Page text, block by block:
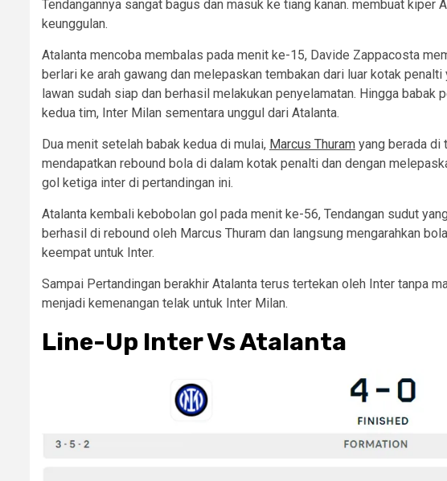
Tendangannya sangat bagus dan masuk ke tiang kanan. membuat kiper
keunggulan.
Atalanta mencoba membalas pada menit ke-15, Davide Zappacosta
berlari ke arah gawang dan melepaskan tembakan dari luar kotak
lawan sudah siap dan berhasil melakukan penyelamatan. Hingga babak
kedua tim, Inter Milan sementara unggul dari Atalanta.
Dua menit setelah babak kedua di mulai, Marcus Thuram yang berada di
mendapatkan rebound bola di dalam kotak penalti dan dengan
gol ketiga inter di pertandingan ini.
Atalanta kembali kebobolan gol pada menit ke-56, Tendangan sudut
berhasil di rebound oleh Marcus Thuram dan langsung mengarahkan
keempat untuk Inter.
Sampai Pertandingan berakhir Atalanta terus tertekan oleh Inter tanpa
menjadi kemenangan telak untuk Inter Milan.
Line-Up Inter Vs Atalanta